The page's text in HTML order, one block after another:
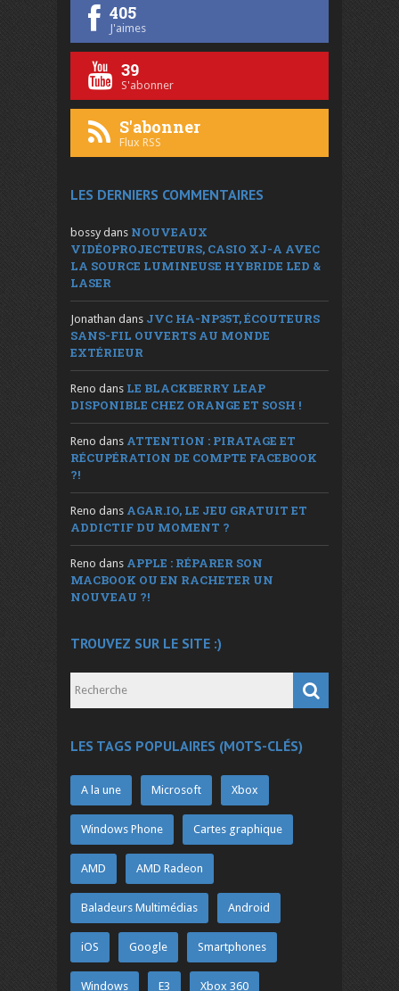
405
J'aimes
39
S'abonner
S'abonner
Flux RSS
LES DERNIERS COMMENTAIRES
bossy dans NOUVEAUX
VIDÉOPROJECTEURS, CASIO XJ-A AVEC
LA SOURCE LUMINEUSE HYBRIDE LED &
LASER
Jonathan dans JVC HA-NP35T, ÉCOUTEURS
SANS-FIL OUVERTS AU MONDE
EXTÉRIEUR
Reno dans LE BLACKBERRY LEAP
DISPONIBLE CHEZ ORANGE ET SOSH !
Reno dans ATTENTION : PIRATAGE ET
RÉCUPÉRATION DE COMPTE FACEBOOK
?!
Reno dans AGAR.IO, LE JEU GRATUIT ET
ADDICTIF DU MOMENT ?
Reno dans APPLE : RÉPARER SON
MACBOOK OU EN RACHETER UN
NOUVEAU ?!
TROUVEZ SUR LE SITE :)
LES TAGS POPULAIRES (MOTS-CLÉS)
A la une Microsoft Xbox
Windows Phone Cartes graphique
AMD AMD Radeon
Baladeurs Multimédias Android
iOS Google Smartphones
Windows E3 Xbox 360